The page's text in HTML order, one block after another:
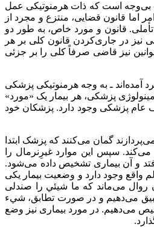
بی‌وجه است که ذات هرمنوتیکی عمل
اما قانون قضايی، منتزع و مجرد از
قانون و مورد خاص، به‌ طور دو
نیز در جاری‌کردن قانون کلی بر هر
نیز قاضی صرفاً کلی را بر جزئی
ـ به وجه هرمنوتیکی پزشکی
پزشکی، هر بیمار یک «مورد»
عام پزشکی وجود دارد. پزشکان خود
گمان می‌کنند که پزشک ابتدا
سپس این موارد غیرِنرمال را
و آن بیماری تشخیص داده می‌شود.
واقع وجود دارد و وضعیت بیمار یکی
می‌ماند که ما شيئي را صندلی
می‌دهیم و در صورت تطابق، شيء
می‌دهیم. در مورد بیماری نیز وضع